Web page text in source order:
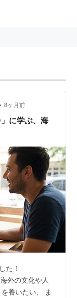
8ヶ月前
に学ぶ、海
た！
外の文化や人
養いたい、 ま